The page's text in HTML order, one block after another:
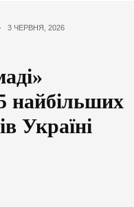
3 ЧЕРВНЯ, 2026
найбільших
Україні